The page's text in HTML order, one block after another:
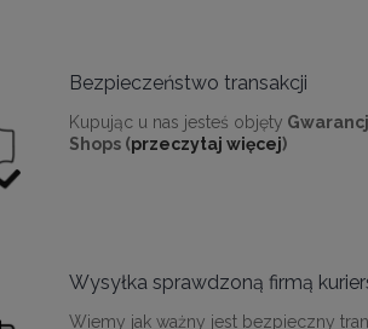
Bezpieczeństwo transakcji
Kupując u nas jesteś objęty
Shops (przeczytaj więcej)
Wysyłka sprawdzoną firmą
Wiemy jak ważny jest bezpieczny